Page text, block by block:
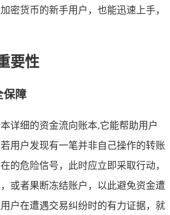
密货币的新手用户，也能迅速上手，
要性
保障
详细的资金流向账本,它能帮助用户
用户发现有一笔并非自己操作的转账
的危险信号，此时应立即采取行动，
或者果断冻结账户，以此避免资金遭
户在遭遇交易纠纷时的有力证据，就